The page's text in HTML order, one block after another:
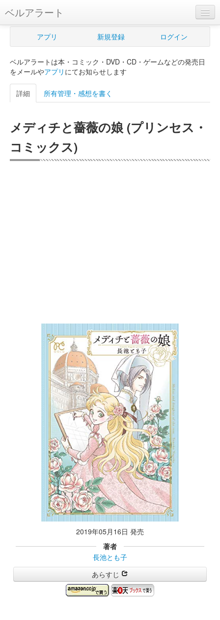
ベルアラート
ベルアラートとは
新規登録
ログイン
購入管理
Myシェルフ
アプリ 新規登録 ログイン
ベルアラートは本・コミック・DVD・CD・ゲームなどの発売日
をメールやアプリ にてお知らせします
詳細 所有管理・感想を書く
メディチと薔薇の娘 (プリンセス・
コミックス)
2019年05月16日 発売
著者
長池とも子
あらすじ